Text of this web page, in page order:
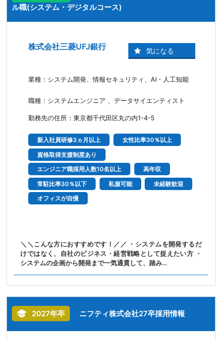
ル職(システム・デジタルコース)
株式会社三菱UFJ銀行
業種：システム開発、情報セキュリティ、AI・人工知能
職種：システムエンジニア 、データサイエンティスト
勤務先の住所：東京都千代田区丸の内1-4-5
新入社員研修3ヵ月以上
女性比率30％以上
資格取得支援制度あり
エンジニア職採用人数10名以上
高年収
常駐比率30％以下
私服可能
未経験歓迎
オフィスが自慢
＼＼こんな方におすすめです！／／ ・システムを開発するだ
けではなく、自社のビジネス・経営戦略として捉えたい方 ・
システムの企画から開発まで一気通貫して、踏み…
2027年卒 ニフティ株式会社27卒採用情報